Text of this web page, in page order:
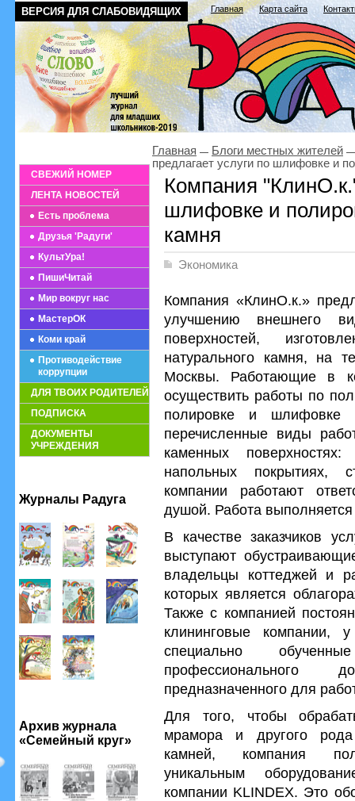
ВЕРСИЯ ДЛЯ СЛАБОВИДЯЩИХ Главная Карта сайта
СВЕЖИЙ НОМЕР
ЛЕНТА НОВОСТЕЙ
Есть проблема
Друзья 'Радуги'
КультУра!
ПишиЧитай
Мир вокруг нас
МастерОК
Коми край
Противодействие
коррупции
ДЛЯ ТВОИХ РОДИТЕЛЕЙ
ПОДПИСКА
ДОКУМЕНТЫ
УЧРЕЖДЕНИЯ
Журналы Радуга
Архив журнала
«Семейный круг»
Главная
Блоги местных жителей
предлагает услуги по шлифовке и
Компания
шлифовке и
камня
Экономика
Компания «КлинО.к.»
улучшению внешнего
поверхностей,
натурального камня, на
Москвы. Работающие в
осуществить работы по
полировке и шлифовке
перечисленные виды
каменных
напольных покрытиях,
компании работают
душой. Работа
В качестве заказчиков
выступают
владельцы коттеджей и
которых является
Также с компанией
клининговые компании,
специально
профессионального
предназначенного для
Для того, чтобы
мрамора и другого рода
камней, компания
уникальным
компании KLINDEX. Это